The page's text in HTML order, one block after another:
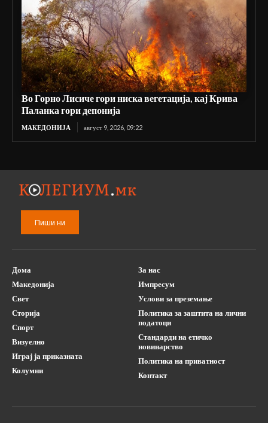
Во Горно Лисиче гори ниска вегетација, кај Крива
Паланка гори депонија
МАКЕДОНИЈА август 9, 2026, 09:22
Пиши ни
Дома
Македонија
Свет
Сторија
Спорт
Визуелно
Играј ја приказната
Колумни
За нас
Импресум
Услови за преземање
Политика за заштита на лични
податоци
Стандарди на етичко
новинарство
Политика на приватност
Контакт